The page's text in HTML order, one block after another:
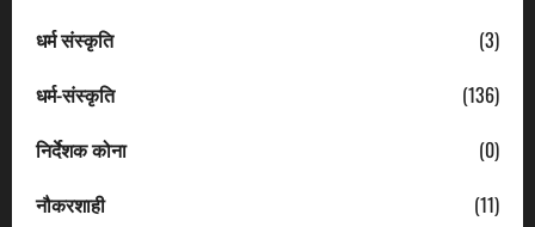
धर्म संस्कृति
(3)
धर्म-संस्कृति
(136)
निर्देशक कोना
(0)
नौकरशाही
(11)